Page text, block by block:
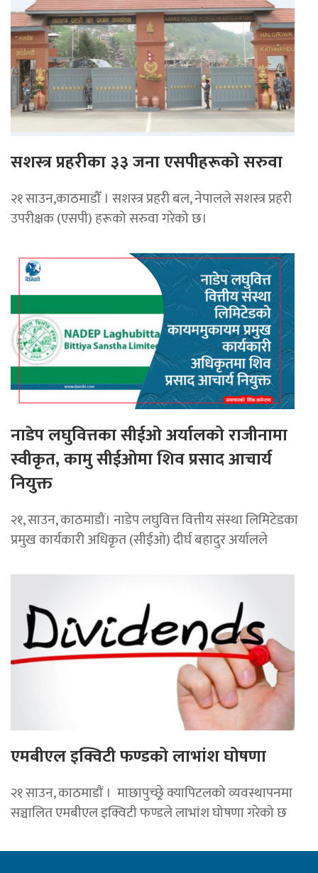
सशस्त्र प्रहरीका ३३ जना एसपीहरूको सरुवा
२१ साउन,काठमाडौँ । सशस्त्र प्रहरी बल, नेपालले सशस्त्र प्रहरी
उपरीक्षक (एसपी) हरूको सरुवा गरेको छ।
नाडेप लघुवित्तका सीईओ अर्यालको राजीनामा
स्वीकृत, कामु सीईओमा शिव प्रसाद आचार्य
नियुक्त
२१, साउन, काठमाडौं। नाडेप लघुवित्त वित्तीय संस्था लिमिटेडका
प्रमुख कार्यकारी अधिकृत (सीईओ) दीर्घ बहादुर अर्यालले
एमबीएल इक्विटी फण्डको लाभांश घोषणा
२१ साउन, काठमाडाैं । माछापुच्छ्र्रे क्यापिटलको व्यवस्थापनमा
सञ्चालित एमबीएल इक्विटी फण्डले लाभांश घोषणा गरेको छ